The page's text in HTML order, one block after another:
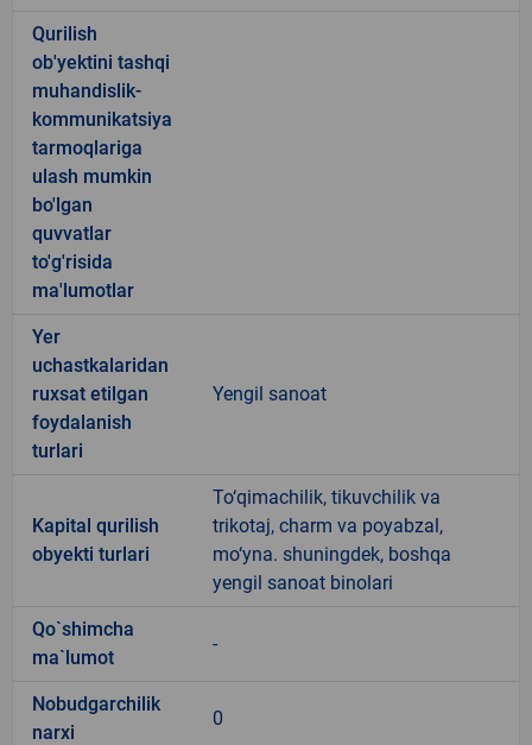
Qurilish
ob'yektini tashqi
muhandislik-
kommunikatsiya
tarmoqlariga
ulash mumkin
bo'lgan
quvvatlar
to'g'risida
ma'lumotlar
Yer
uchastkalaridan
ruxsat etilgan
foydalanish
turlari
Yengil sanoat
Kapital qurilish
obyekti turlari
To‘qimachilik, tikuvchilik va
trikotaj, charm va poyabzal,
mo‘yna. shuningdek, boshqa
yengil sanoat binolari
Qo`shimcha
ma`lumot
-
Nobudgarchilik
narxi
0